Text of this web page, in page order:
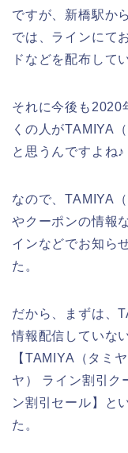
ですが、新橋駅か
では、ラインにて
ドなどを配布して
それに今後も2020
くの人がTAMIYA
と思うんですよね♪
なので、TAMIYA
やクーポンの情報
インなどでお知ら
た。
だから、まずは、
情報配信していな
【TAMIYA（タミ
ヤ） ライン割引ク
ン割引セール】と
た。